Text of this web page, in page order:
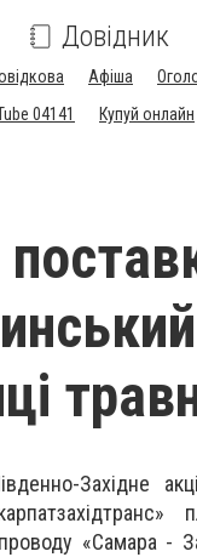
Довідник
Афіша
04141 Купуй онлайн
Західнe
«Сaмара -